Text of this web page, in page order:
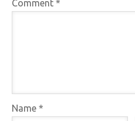
Comment *
Name *